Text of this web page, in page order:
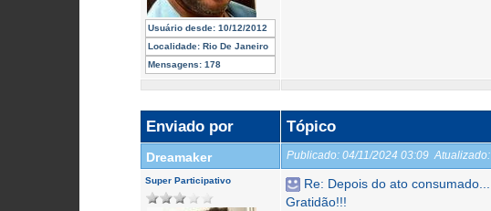
Usuário desde: 10/12/2012
Localidade: Rio De Janeiro
Mensagens: 178
Enviado por Tópico
Dreamaker Publicado: 04/11/2024 03:09 Atualizado:
Super Participativo
Re: Depois do ato consumado...
Gratidão!!!